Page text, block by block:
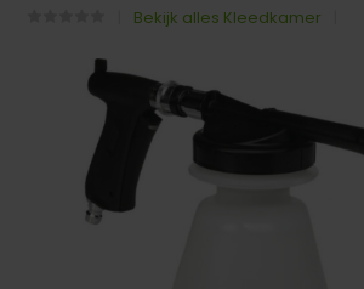
Bekijk alles Kleedkamer